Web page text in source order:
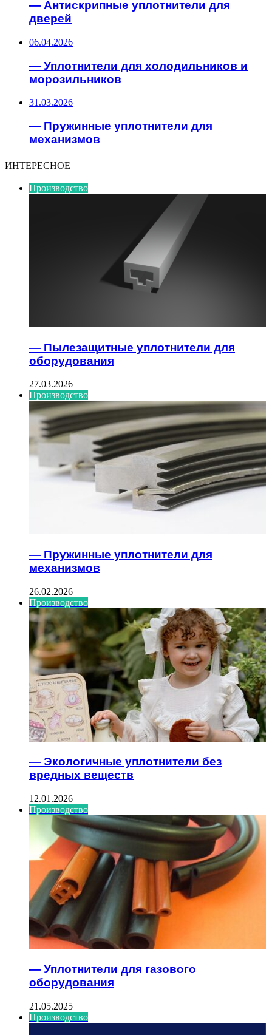
— Антискрипные уплотнители для
дверей
06.04.2026
— Уплотнители для холодильников и
морозильников
31.03.2026
— Пружинные уплотнители для
механизмов
ИНТЕРЕСНОЕ
Производство
— Пылезащитные уплотнители для
оборудования
27.03.2026
Производство
— Пружинные уплотнители для
механизмов
26.02.2026
Производство
— Экологичные уплотнители без
вредных веществ
12.01.2026
Производство
— Уплотнители для газового
оборудования
21.05.2025
Производство